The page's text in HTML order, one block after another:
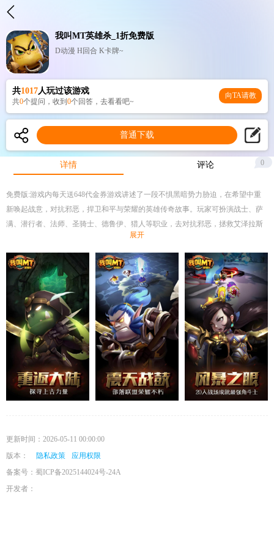
我叫MT英雄杀_1折免费版
D动漫 H回合 K卡牌~
共1017人玩过该游戏
共0个提问，收到 0个回答，去看看吧~
向TA请教
普通下载
详情 评论 0
免费版:游戏内每天送648代金券游戏讲述了一段不惧黑暗势力胁迫，在希望中重
新唤起战意，对抗邪恶，捍卫和平与荣耀的英雄传奇故事。玩家可扮演战士、萨
满、潜行者、法师、圣骑士、德鲁伊、猎人等职业，去对抗邪恶，拯救艾泽拉斯
大陆。游戏拥有英雄、坐骑、卡牌、成就等战斗培养元素，还引入公会战、勇气
之环、阵营之战等PVP玩法
展开
更新时间：2026-05-11 00:00:00
版本：
隐私政策
应用权限
备案号：蜀ICP备2025144024号-24A
开发者：